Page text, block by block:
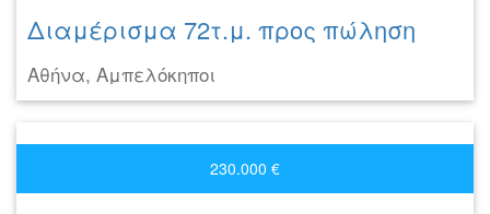
Διαμέρισμα 72τ.μ. προς πώληση
Αθήνα, Αμπελόκηποι
230.000 €